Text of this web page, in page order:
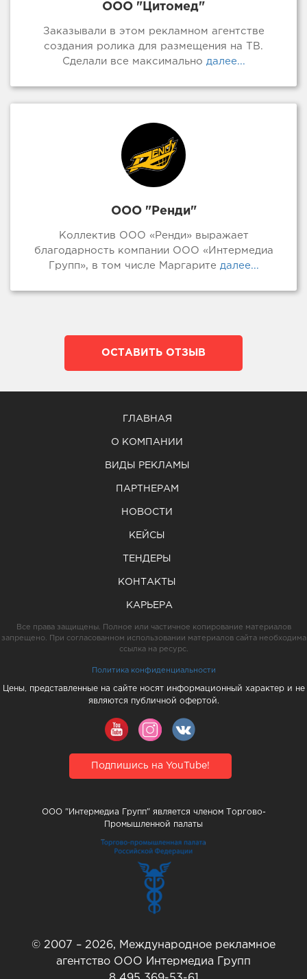
ООО "Цитомед"
Заказывали в этом рекламном агентстве
создания ролика для размещения на ТВ.
Сделали все максимально далее...
ООО "Ренди"
Коллектив ООО «Ренди» выражает
благодарность компании ООО «Интермедиа
Групп», в том числе Маргарите далее...
ОСТАВИТЬ ОТЗЫВ
ГЛАВНАЯ
О КОМПАНИИ
ВИДЫ РЕКЛАМЫ
ПАРТНЕРАМ
НОВОСТИ
КЕЙСЫ
ТЕНДЕРЫ
КОНТАКТЫ
КАРЬЕРА
Все права защищены. Полное или частичное копирование материалов
запрещено. При согласованном использовании материалов сайта необходима
ссылка на ресурс.
Политика конфиденциальности
Цены, представленные на сайте носят информационный характер и не
являются публичной офертой.
Подпишись на YouTube!
ООО "Интермедиа Групп" является членом Торгово-
Промышленной палаты
© 2007 – 2026, Международное рекламное
агентство ООО Интермедиа Групп